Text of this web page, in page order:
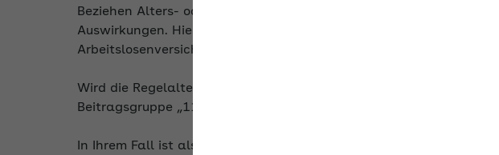
Beziehen Alters- oder Erwerbsminderungsrentner nur eine
Auswirkungen. Hier besteht grundsätzlich Kranken-, Pflege-,
Arbeitslosenversicherung kann Versicherungsfreiheit aufgrund des
Wird die Regelaltersgrenze erreicht und wird eine Teilrente
Beitragsgruppe „1121“ zu verwenden.
In Ihrem Fall ist also zum 01.09.2026 und wieder zum 01.10.2026